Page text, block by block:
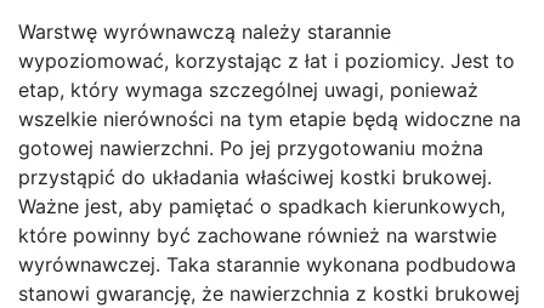
Warstwę wyrównawczą należy starannie
wypoziomować, korzystając z łat i poziomicy. Jest to
etap, który wymaga szczególnej uwagi, ponieważ
wszelkie nierówności na tym etapie będą widoczne na
gotowej nawierzchni. Po jej przygotowaniu można
przystąpić do układania właściwej kostki brukowej.
Ważne jest, aby pamiętać o spadkach kierunkowych,
które powinny być zachowane również na warstwie
wyrównawczej. Taka starannie wykonana podbudowa
stanowi gwarancję, że nawierzchnia z kostki brukowej